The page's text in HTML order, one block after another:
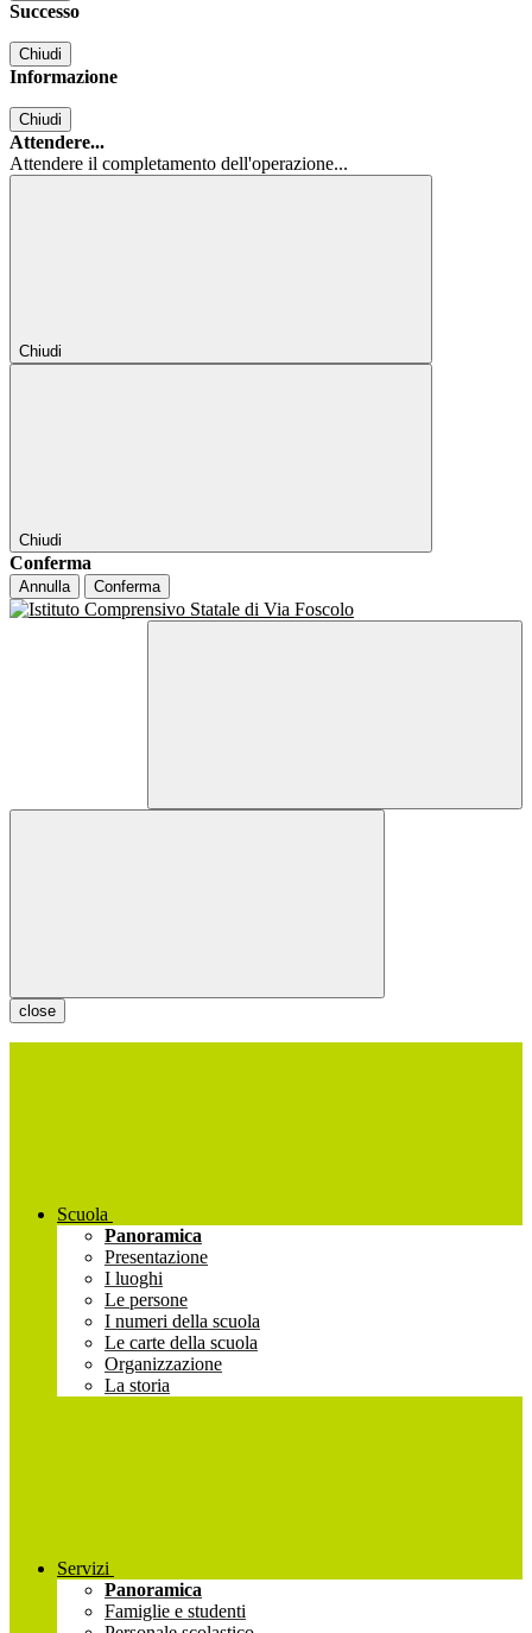
Successo
Chiudi
Informazione
Chiudi
Attendere...
Attendere il completamento dell'operazione...
Chiudi
Chiudi
Conferma
Annulla Conferma
close
Scuola
Panoramica
Presentazione
I luoghi
Le persone
I numeri della scuola
Le carte della scuola
Organizzazione
La storia
Servizi
Panoramica
Famiglie e studenti